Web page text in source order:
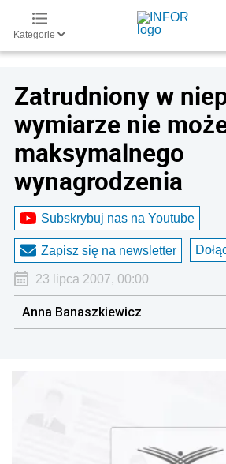
Kategorie
Zatrudniony w
wymiarze nie
maksymalnego
wynagrodzenia
Subskrybuj nas na Youtube
Zapisz się na newsletter
23 lipca 2007, 00:00
Anna Banaszkiewicz